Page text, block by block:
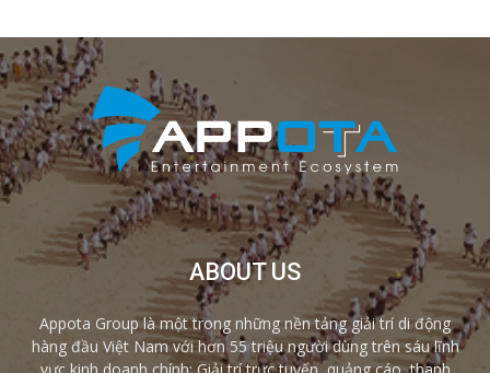
ABOUT US
Appota Group là một trong những nền tảng giải trí di động
hàng đầu Việt Nam với hơn 55 triệu người dùng trên sáu lĩnh
vực kinh doanh chính: Giải trí trực tuyến, quảng cáo, thanh